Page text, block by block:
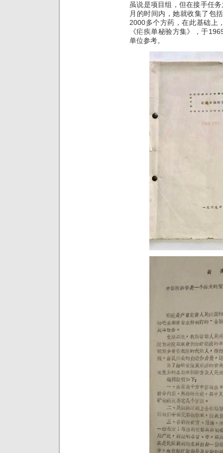
虽说是项目组，但在接手任
月的时间内，她就收集了包
2000多个方药，在此基础上
《疟疾单秘验方集》，于
单位参考。